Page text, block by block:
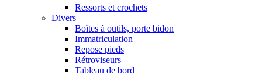
Ressorts et crochets
Divers
Boîtes à outils, porte bidon
Immatriculation
Repose pieds
Rétroviseurs
Tableau de bord